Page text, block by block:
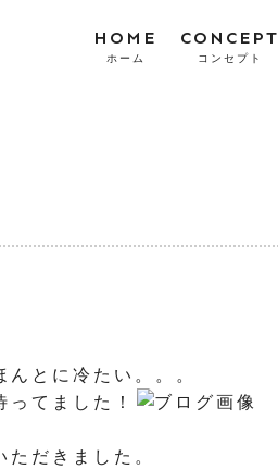
HOME
ホーム
CONCEPT
コンセプト
とに冷たい。。。
てました！
だきました。